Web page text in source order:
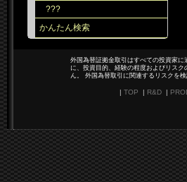
???
かんたん検索
外国為替証拠金取引はすべての投資家
に、投資目的、経験の程度およびリス
ん。 外国為替取引に関連するリスクを
| TOP | R&D|